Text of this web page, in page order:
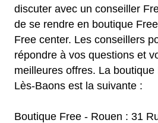
discuter avec un conseiller
de se rendre en boutique
Free center. Les conseillers
répondre à vos questions et
meilleures offres. La
Lès-Baons est la suivante :
Boutique Free - Rouen : 31